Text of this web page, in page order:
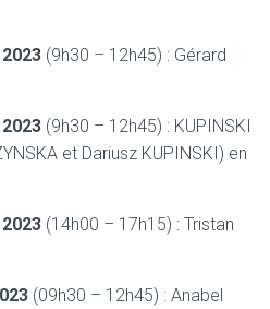
(9h30 – 12h45) : Gérard
(9h30 – 12h45) : KUPINSKI
et Dariusz KUPINSKI) en
(14h00 – 17h15) : Tristan
(09h30 – 12h45) : Anabel